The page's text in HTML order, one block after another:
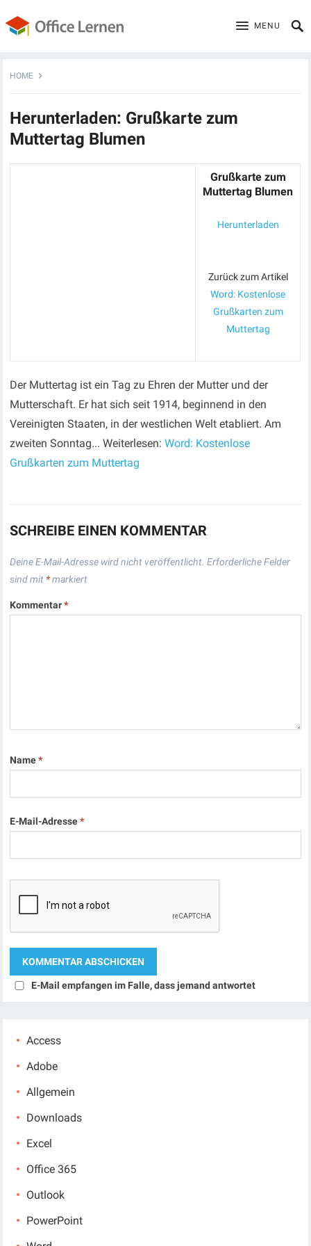
MENU
HOME
Herunterladen: Grußkarte zum
Muttertag Blumen
Grußkarte zum
Muttertag Blumen
Herunterladen
Zurück zum Artikel
Word: Kostenlose
Grußkarten zum
Muttertag
Der Muttertag ist ein Tag zu Ehren der Mutter und der
Mutterschaft. Er hat sich seit 1914, beginnend in den
Vereinigten Staaten, in der westlichen Welt etabliert. Am
zweiten Sonntag... Weiterlesen:Word: Kostenlose
Grußkarten zum Muttertag
SCHREIBE EINEN KOMMENTAR
Deine E-Mail-Adresse wird nicht veröffentlicht. Erforderliche Felder
sind mit *markiert
Kommentar*
Name*
E-Mail-Adresse*
E-Mail empfangen im Falle, dass jemand antwortet
Access
Adobe
Allgemein
Downloads
Excel
Office 365
Outlook
PowerPoint